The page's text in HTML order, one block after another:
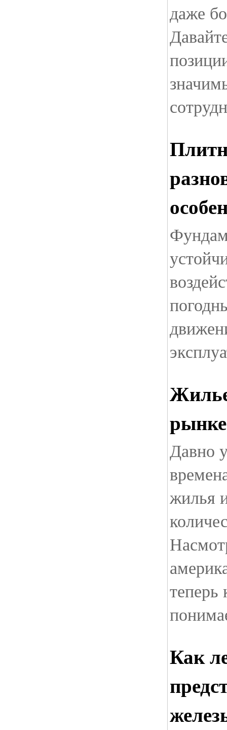
даже
Давно
жилья
Как